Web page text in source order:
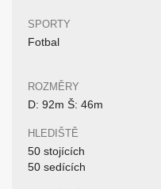
SPORTY
Fotbal
ROZMĚRY
D: 92m Š: 46m
HLEDIŠTĚ
50 stojících
50 sedících